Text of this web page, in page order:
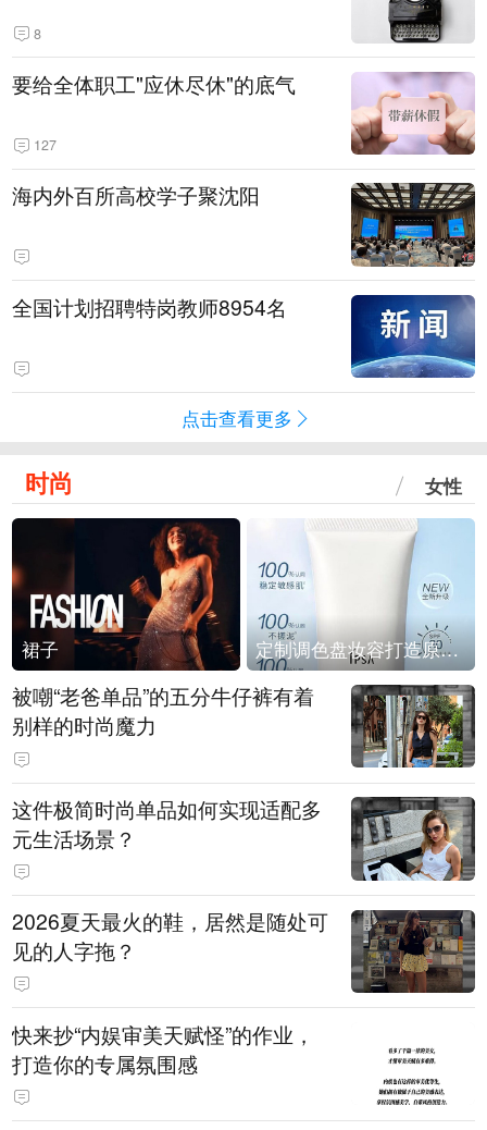
8
要给全体职工"应休尽休"的底气
127
海内外百所高校学子聚沈阳
全国计划招聘特岗教师8954名
点击查看更多
时尚 女性
裙子 定制调色盘妆容打造原生之美
被嘲“老爸单品”的五分牛仔裤有着
别样的时尚魔力
这件极简时尚单品如何实现适配多
元生活场景？
2026夏天最火的鞋，居然是随处可
见的人字拖？
快来抄“内娱审美天赋怪”的作业，
打造你的专属氛围感